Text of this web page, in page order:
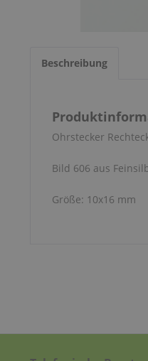
Beschreibung
Ohrstecker
Bild 606 aus
Größe: 10x16 mm